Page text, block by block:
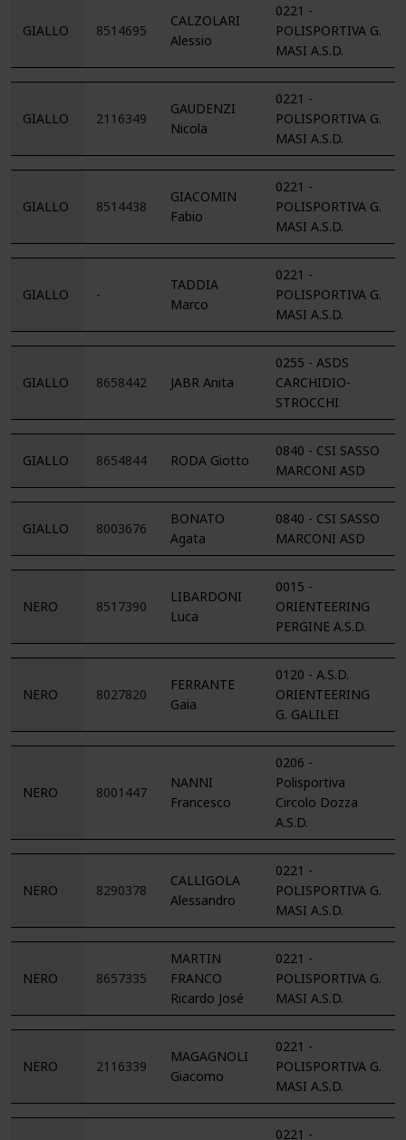
GIALLO 8514695
CALZOLARI
Alessio
0221 -
POLISPORTIVA G.
MASI A.S.D.
GIALLO 2116349
GAUDENZI
Nicola
0221 -
POLISPORTIVA G.
MASI A.S.D.
GIALLO 8514438
GIACOMIN
Fabio
0221 -
POLISPORTIVA G.
MASI A.S.D.
GIALLO -
TADDIA
Marco
0221 -
POLISPORTIVA G.
MASI A.S.D.
GIALLO 8658442 JABR Anita
0255 - ASDS
CARCHIDIO-
STROCCHI
GIALLO 8654844 RODA Giotto
0840 - CSI SASSO
MARCONI ASD
GIALLO 8003676
BONATO
Agata
0840 - CSI SASSO
MARCONI ASD
NERO 8517390
LIBARDONI
Luca
0015 -
ORIENTEERING
PERGINE A.S.D.
NERO 8027820
FERRANTE
Gaia
0120 - A.S.D.
ORIENTEERING
G. GALILEI
NERO 8001447
NANNI
Francesco
0206 -
Polisportiva
Circolo Dozza
A.S.D.
NERO 8290378
CALLIGOLA
Alessandro
0221 -
POLISPORTIVA G.
MASI A.S.D.
NERO 8657335
MARTIN
FRANCO
Ricardo José
0221 -
POLISPORTIVA G.
MASI A.S.D.
NERO 2116339
MAGAGNOLI
Giacomo
0221 -
POLISPORTIVA G.
MASI A.S.D.
0221 -